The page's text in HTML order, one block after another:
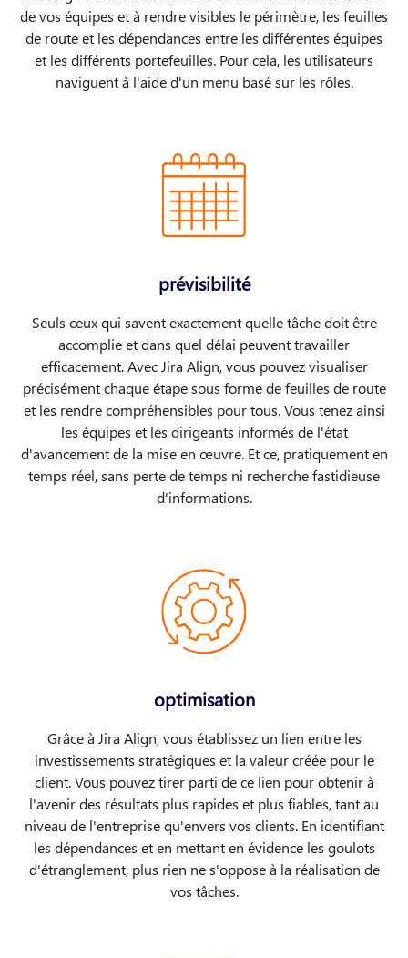
de vos équipes et à rendre visibles le périmètre, les feuilles
de route et les dépendances entre les différentes équipes
et les différents portefeuilles. Pour cela, les utilisateurs
naviguent à l'aide d'un menu basé sur les rôles.
prévisibilité
Seuls ceux qui savent exactement quelle tâche doit être
accomplie et dans quel délai peuvent travailler
efficacement. Avec Jira Align, vous pouvez visualiser
précisément chaque étape sous forme de feuilles de route
et les rendre compréhensibles pour tous. Vous tenez ainsi
les équipes et les dirigeants informés de l'état
d'avancement de la mise en œuvre. Et ce, pratiquement en
temps réel, sans perte de temps ni recherche fastidieuse
d'informations.
optimisation
Grâce à Jira Align, vous établissez un lien entre les
investissements stratégiques et la valeur créée pour le
client. Vous pouvez tirer parti de ce lien pour obtenir à
l'avenir des résultats plus rapides et plus fiables, tant au
niveau de l'entreprise qu'envers vos clients. En identifiant
les dépendances et en mettant en évidence les goulots
d'étranglement, plus rien ne s'oppose à la réalisation de
vos tâches.